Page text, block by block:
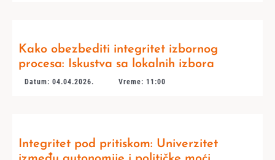
Kako obezbediti integritet izbornog
procesa: Iskustva sa lokalnih izbora
Datum: 04.04.2026. Vreme: 11:00
Integritet pod pritiskom: Univerzitet